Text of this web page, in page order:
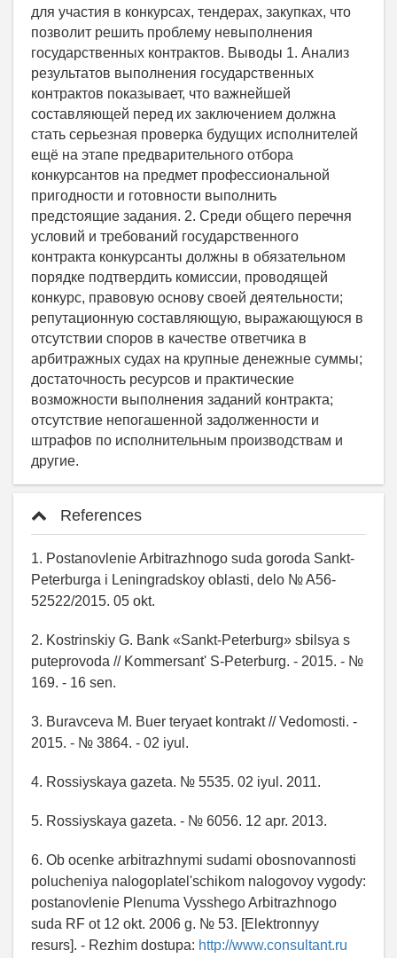
для участия в конкурсах, тендерах, закупках, что
позволит решить проблему невыполнения
государственных контрактов. Выводы 1. Анализ
результатов выполнения государственных
контрактов показывает, что важнейшей
составляющей перед их заключением должна
стать серьезная проверка будущих исполнителей
ещё на этапе предварительного отбора
конкурсантов на предмет профессиональной
пригодности и готовности выполнить
предстоящие задания. 2. Среди общего перечня
условий и требований государственного
контракта конкурсанты должны в обязательном
порядке подтвердить комиссии, проводящей
конкурс, правовую основу своей деятельности;
репутационную составляющую, выражающуюся в
отсутствии споров в качестве ответчика в
арбитражных судах на крупные денежные суммы;
достаточность ресурсов и практические
возможности выполнения заданий контракта;
отсутствие непогашенной задолженности и
штрафов по исполнительным производствам и
другие.
References
1. Postanovlenie Arbitrazhnogo suda goroda Sankt-
Peterburga i Leningradskoy oblasti, delo № A56-
52522/2015. 05 okt.
2. Kostrinskiy G. Bank «Sankt-Peterburg» sbilsya s
puteprovoda // Kommersant' S-Peterburg. - 2015. - №
169. - 16 sen.
3. Buravceva M. Buer teryaet kontrakt // Vedomosti. -
2015. - № 3864. - 02 iyul.
4. Rossiyskaya gazeta. № 5535. 02 iyul. 2011.
5. Rossiyskaya gazeta. - № 6056. 12 apr. 2013.
6. Ob ocenke arbitrazhnymi sudami obosnovannosti
polucheniya nalogoplatel'schikom nalogovoy vygody:
postanovlenie Plenuma Vysshego Arbitrazhnogo
suda RF ot 12 okt. 2006 g. № 53. [Elektronnyy
resurs]. - Rezhim dostupa: http://www.consultant.ru